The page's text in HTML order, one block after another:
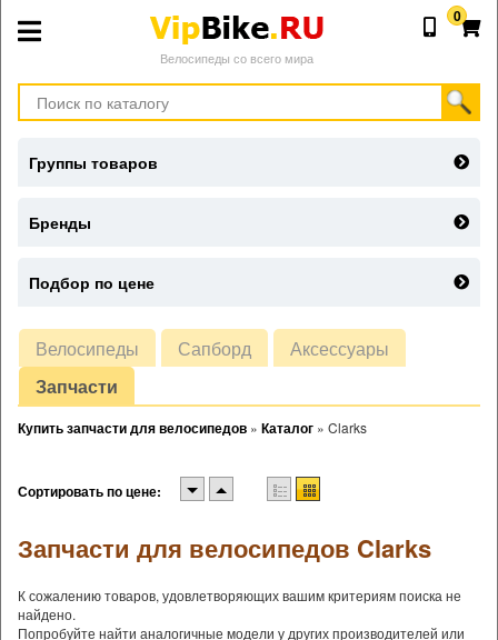
Велосипеды со всего мира
0
Велосипеды Сапборд
Аксессуары
Запчасти
Купить запчасти для велосипедов » Каталог » Clarks
Сортировать по цене:
Запчасти для велосипедов Clarks
К сожалению товаров, удовлетворяющих вашим критериям поиска не
найдено.
Попробуйте найти аналогичные модели у других производителей или
Группы товаров
Бренды
Подбор по цене